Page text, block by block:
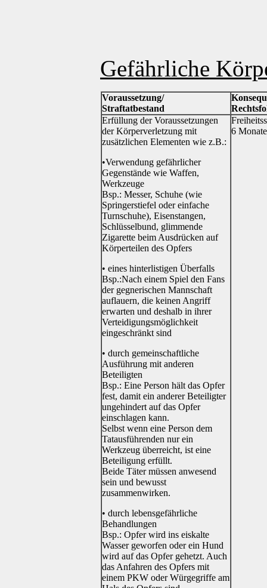
Gefährliche
Voraussetzung/
Straftatbestand
Erfüllung der Voraussetzungen
der Körperverletzung mit
zusätzlichen Elementen wie z.B.:
•Verwendung gefährlicher
Gegenstände wie Waffen,
Werkzeuge
Bsp.: Messer, Schuhe (wie
Springerstiefel oder einfache
Turnschuhe), Eisenstangen,
Schlüsselbund, glimmende
Zigarette beim Ausdrücken auf
Körperteilen des Opfers
• eines hinterlistigen Überfalls
Bsp.:Nach einem Spiel den Fans
der gegnerischen Mannschaft
auflauern, die keinen Angriff
erwarten und deshalb in ihrer
Verteidigungsmöglichkeit
eingeschränkt sind
• durch gemeinschaftliche
Ausführung mit anderen
Beteiligten
Bsp.: Eine Person hält das Opfer
fest, damit ein anderer Beteiligter
ungehindert auf das Opfer
einschlagen kann.
Selbst wenn eine Person dem
Tatausführenden nur ein
Werkzeug überreicht, ist eine
Beteiligung erfüllt.
Beide Täter müssen anwesend
sein und bewusst
zusammenwirken.
• durch lebensgefährliche
Behandlungen
Bsp.: Opfer wird ins eiskalte
Wasser geworfen oder ein Hund
wird auf das Opfer gehetzt. Auch
das Anfahren des Opfers mit
einem PKW oder Würgegriffe am
6